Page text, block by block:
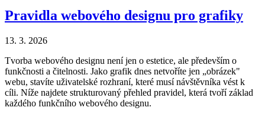
Pravidla webového designu pro grafiky
13. 3. 2026
Tvorba webového designu není jen o estetice, ale především o
funkčnosti a čitelnosti. Jako grafik dnes netvoříte jen „obrázek"
webu, stavíte uživatelské rozhraní, které musí návštěvníka vést k
cíli. Níže najdete strukturovaný přehled pravidel, která tvoří základ
každého funkčního webového designu.